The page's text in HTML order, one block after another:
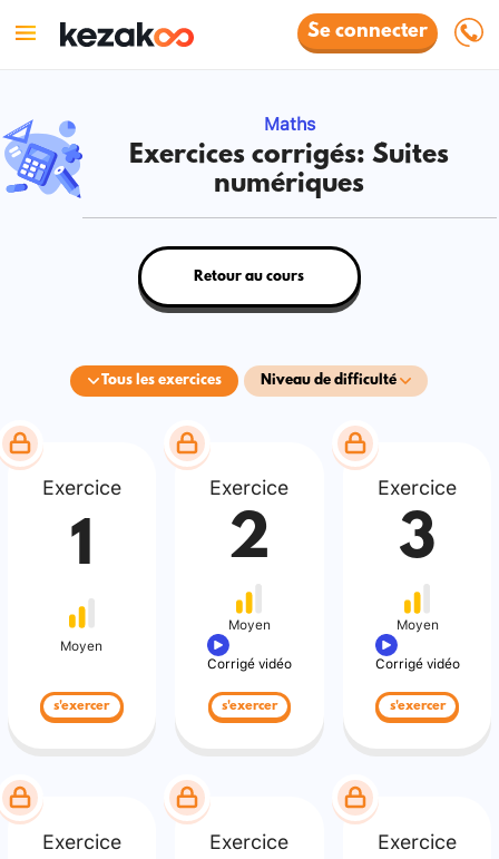
Se connecter
Maths
Exercices corrigés: Suites
numériques
Tous les exercices Niveau de difficulté
Retour au cours
Exercice
1
Moyen
s'exercer
Exercice
2
Moyen
Corrigé vidéo
s'exercer
Exercice
3
Moyen
Corrigé vidéo
s'exercer
Exercice Exercice Exercice